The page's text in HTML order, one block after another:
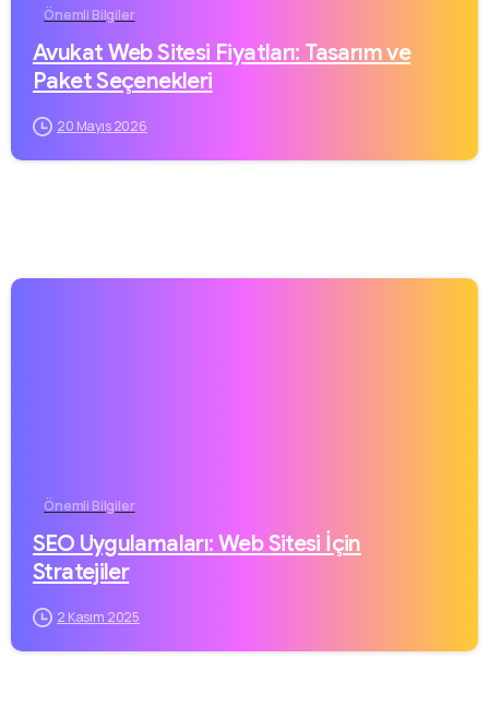
Önemli Bilgiler
Avukat Web Sitesi Fiyatları: Tasarım ve
Paket Seçenekleri
20 Mayıs 2026
Önemli Bilgiler
SEO Uygulamaları: Web Sitesi İçin
Stratejiler
2 Kasım 2025